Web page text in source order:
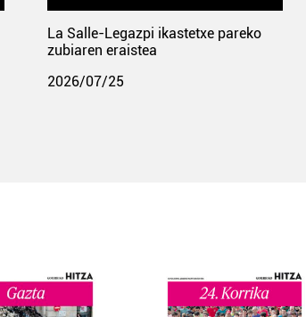
La Salle-Legazpi ikastetxe pareko
zubiaren eraistea
2026/07/25